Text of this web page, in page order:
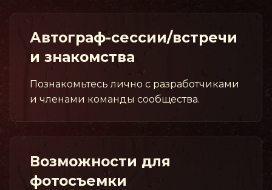
Автограф-сессии/встречи
и знакомства
Познакомьтесь лично с разработчиками
и членами команды сообщества.
Возможности для
фотосъемки